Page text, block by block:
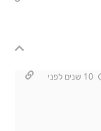
10 שנים לפני